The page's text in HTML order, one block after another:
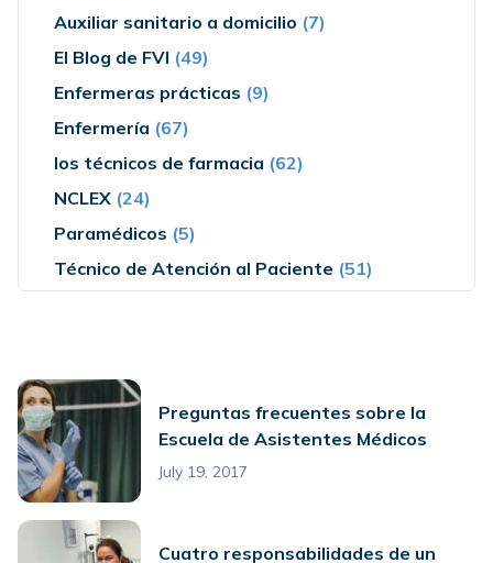
Auxiliar sanitario a domicilio (7)
El Blog de FVI (49)
Enfermeras prácticas (9)
Enfermería (67)
los técnicos de farmacia (62)
NCLEX (24)
Paramédicos (5)
Técnico de Atención al Paciente (51)
Preguntas frecuentes sobre la
Escuela de Asistentes Médicos
July 19, 2017
Cuatro responsabilidades de un